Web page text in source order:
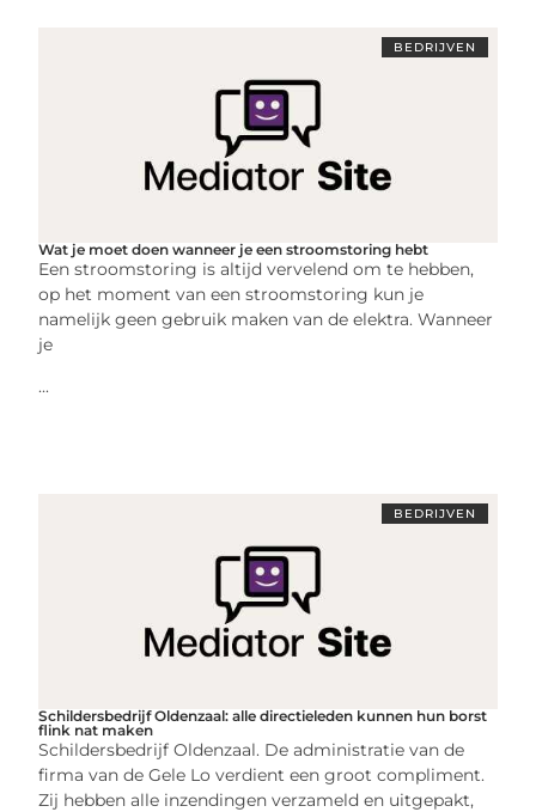
BEDRIJVEN
Wat je moet doen wanneer je een stroomstoring hebt
Een stroomstoring is altijd vervelend om te hebben,
op het moment van een stroomstoring kun je
namelijk geen gebruik maken van de elektra. Wanneer
je
...
BEDRIJVEN
Schildersbedrijf Oldenzaal: alle directieleden kunnen hun borst
flink nat maken
Schildersbedrijf Oldenzaal. De administratie van de
firma van de Gele Lo verdient een groot compliment.
Zij hebben alle inzendingen verzameld en uitgepakt,